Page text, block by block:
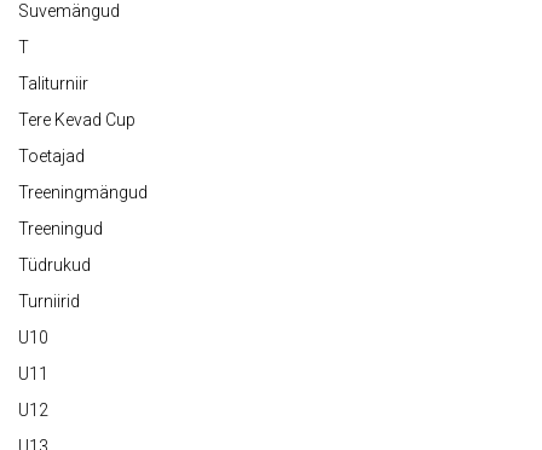
Suvemängud
T
Taliturniir
Tere Kevad Cup
Toetajad
Treeningmängud
Treeningud
Tüdrukud
Turniirid
U10
U11
U12